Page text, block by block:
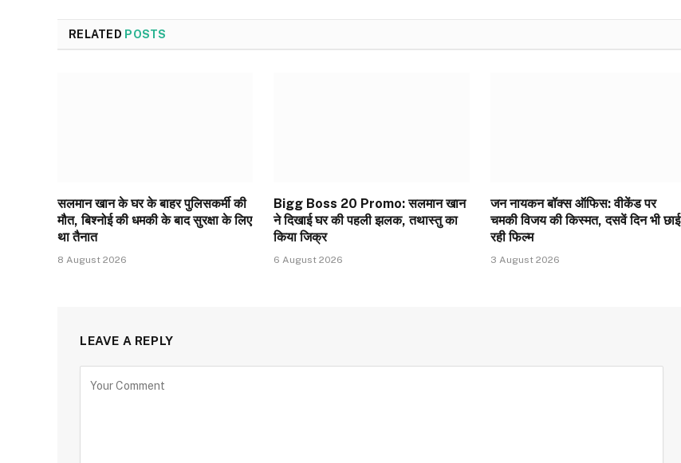
RELATED POSTS
सलमान खान के घर के बाहर पुलिसकर्मी की
मौत, बिश्नोई की धमकी के बाद सुरक्षा के लिए
था तैनात
8 August 2026
Bigg Boss 20 Promo: सलमान खान
ने दिखाई घर की पहली झलक, तथास्तु का
किया जिक्र
6 August 2026
जन नायकन बॉक्स ऑफिस: वीकेंड पर
चमकी विजय की किस्मत, दसवें दिन भी छाई
रही फिल्म
3 August 2026
LEAVE A REPLY